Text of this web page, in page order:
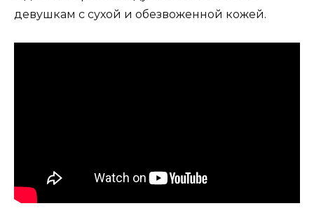
девушкам с сухой и обезвоженной кожей.